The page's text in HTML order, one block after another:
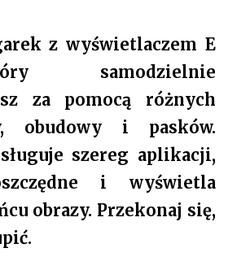
z wyświetlaczem E
samodzielnie
za pomocą różnych
obudowy i pasków.
szereg aplikacji,
i wyświetla
obrazy. Przekonaj się,